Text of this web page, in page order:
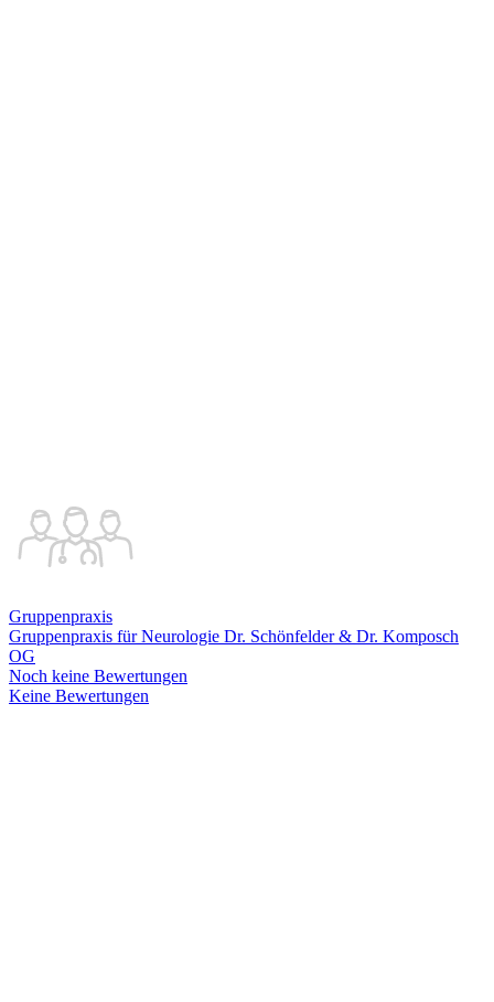
Gruppenpraxis
Gruppenpraxis für Neurologie Dr. Schönfelder & Dr. Komposch
OG
Noch keine Bewertungen
Keine Bewertungen